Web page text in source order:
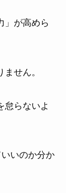
」が高めら
せん。
怠らないよ
いのか分か